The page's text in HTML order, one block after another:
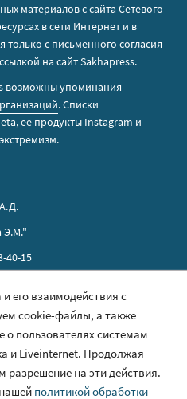
материалов с сайта Сетевого
в сети Интернет и в
только с письменного согласия
на сайт Sakhapress.
возможны упоминания
. Списки
ее продукты Instagram и
Э.М."
40-15
данных
его взаимодействия с
cookie-файлы, а также
о пользователях системам
и Liveinternet. Продолжая
разрешение на эти действия.
политикой обработки